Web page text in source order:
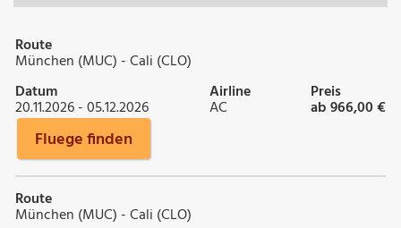
Route
München (MUC) - Cali (CLO)
Datum
20.11.2026 - 05.12.2026
Airline
AC
Preis
ab 966,00 €
Fluege finden
Route
München (MUC) - Cali (CLO)